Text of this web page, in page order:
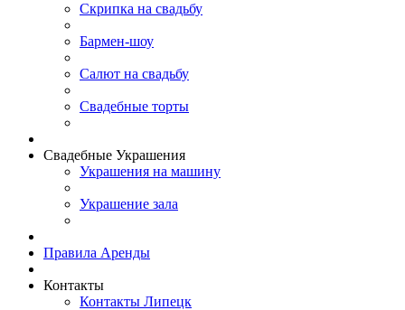
Скрипка на свадьбу
Бармен-шоу
Салют на свадьбу
Свадебные торты
Свадебные Украшения
Украшения на машину
Украшение зала
Правила Аренды
Контакты
Контакты Липецк